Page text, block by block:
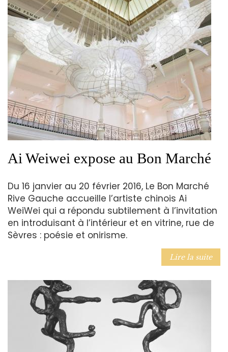
Ai Weiwei expose au Bon Marché
Du 16 janvier au 20 février 2016, Le Bon Marché
Rive Gauche accueille l’artiste chinois Ai
WeiWei qui a répondu subtilement à l’invitation
en introduisant à l’intérieur et en vitrine, rue de
Sèvres : poésie et onirisme.
Lire la suite